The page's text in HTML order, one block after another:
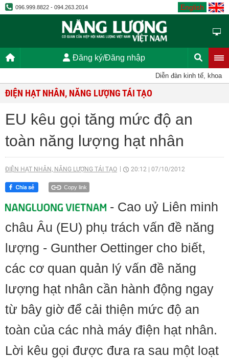
096.999.8822 - 094.263.2014 English
Đăng ký/Đăng nhập
Diễn đàn kinh tế, khoa
ĐIỆN HẠT NHÂN, NĂNG LƯỢNG TÁI TẠO
EU kêu gọi tăng mức độ an
toàn năng lượng hạt nhân
ĐIỆN HẠT NHÂN, NĂNG LƯỢNG TÁI TẠO 20:12 07/10/2012
Copy link
- Cao uỷ Liên minh
châu Âu (EU) phụ trách vấn đề năng
lượng - Gunther Oettinger cho biết,
các cơ quan quản lý vấn đề năng
lượng hạt nhân cần hành động ngay
từ bây giờ để cải thiện mức độ an
toàn của các nhà máy điện hạt nhân.
Lời kêu gọi được đưa ra sau một loạt